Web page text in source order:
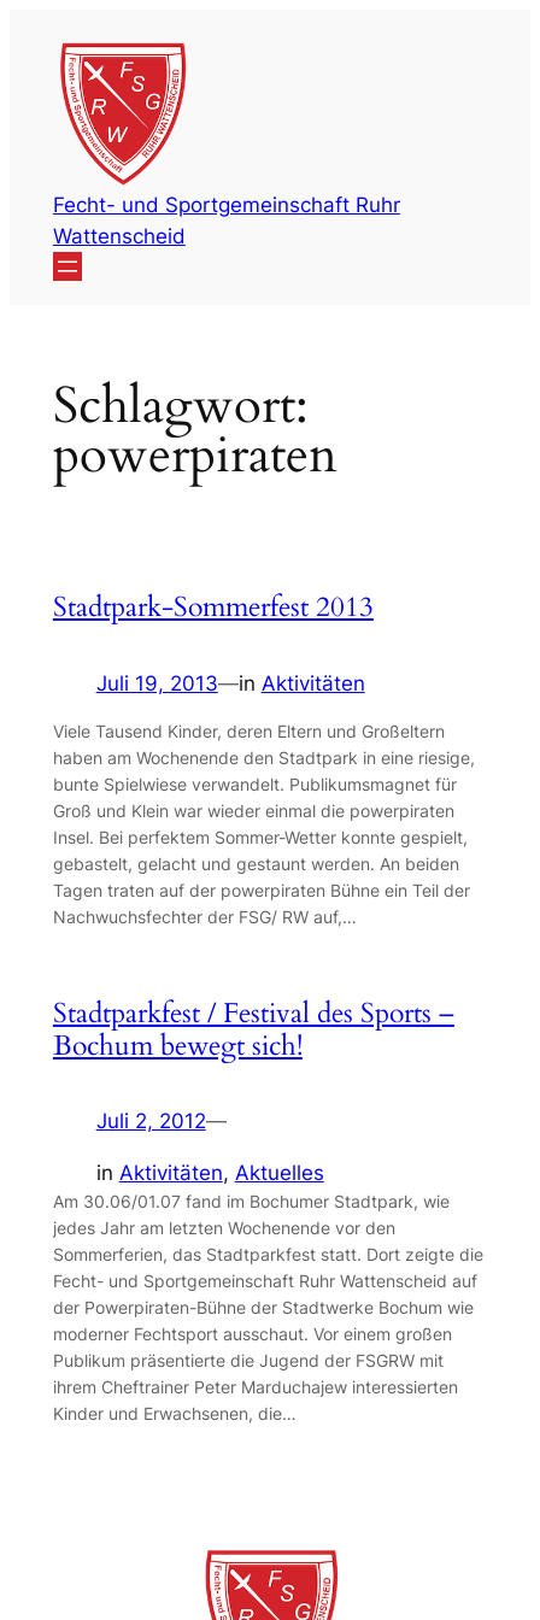
Inhalt
springen
Fecht- und Sportgemeinschaft Ruhr
Wattenscheid
Schlagwort:
powerpiraten
Stadtpark-Sommerfest 2013
Juli 19, 2013—in Aktivitäten
Viele Tausend Kinder, deren Eltern und Großeltern
haben am Wochenende den Stadtpark in eine riesige,
bunte Spielwiese verwandelt. Publikumsmagnet für
Groß und Klein war wieder einmal die powerpiraten
Insel. Bei perfektem Sommer-Wetter konnte gespielt,
gebastelt, gelacht und gestaunt werden. An beiden
Tagen traten auf der powerpiraten Bühne ein Teil der
Nachwuchsfechter der FSG/ RW auf,…
Stadtparkfest / Festival des Sports –
Bochum bewegt sich!
Juli 2, 2012—
in Aktivitäten, Aktuelles
Am 30.06/01.07 fand im Bochumer Stadtpark, wie
jedes Jahr am letzten Wochenende vor den
Sommerferien, das Stadtparkfest statt. Dort zeigte die
Fecht- und Sportgemeinschaft Ruhr Wattenscheid auf
der Powerpiraten-Bühne der Stadtwerke Bochum wie
moderner Fechtsport ausschaut. Vor einem großen
Publikum präsentierte die Jugend der FSGRW mit
ihrem Cheftrainer Peter Marduchajew interessierten
Kinder und Erwachsenen, die…